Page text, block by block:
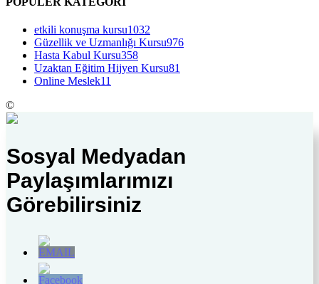
etkili konuşma kursu1032
Güzellik ve Uzmanlığı Kursu976
Hasta Kabul Kursu358
Uzaktan Eğitim Hijyen Kursu81
Online Meslek11
©
Sosyal Medyadan
Paylaşımlarımızı
Görebilirsiniz